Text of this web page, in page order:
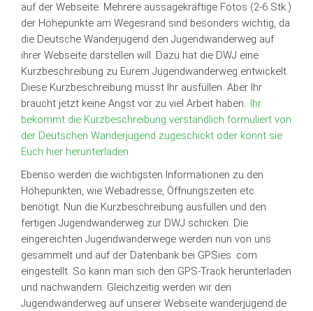
auf der Webseite. Mehrere aussagekräftige Fotos (2-6 Stk.)
der Höhepunkte am Wegesrand sind besonders wichtig, da
die Deutsche Wanderjugend den Jugendwanderweg auf
ihrer Webseite darstellen will. Dazu hat die DWJ eine
Kurzbeschreibung zu Eurem Jugendwanderweg entwickelt.
Diese Kurzbeschreibung müsst Ihr ausfüllen. Aber Ihr
braucht jetzt keine Angst vor zu viel Arbeit haben.
Ihr
bekommt die Kurzbeschreibung verständlich formuliert von
der Deutschen Wanderjugend zugeschickt oder könnt sie
Euch hier herunterladen.
Ebenso werden die wichtigsten Informationen zu den
Höhepunkten, wie Webadresse, Öffnungszeiten etc.
benötigt. Nun die Kurzbeschreibung ausfüllen und den
fertigen Jugendwanderweg zur DWJ schicken. Die
eingereichten Jugendwanderwege werden nun von uns
gesammelt und auf der Datenbank bei GPSies. com
eingestellt. So kann man sich den GPS-Track herunterladen
und nachwandern. Gleichzeitig werden wir den
Jugendwanderweg auf unserer Webseite wanderjugend.de